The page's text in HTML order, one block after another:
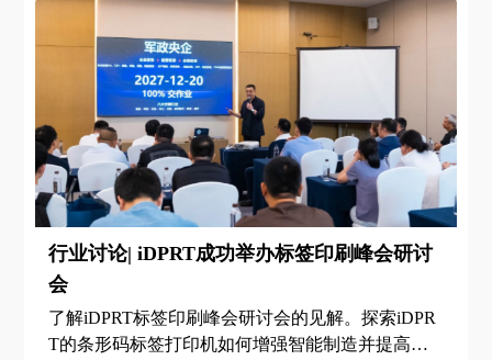
行业讨论| iDPRT成功举办标签印刷峰会研讨
会
了解iDPRT标签印刷峰会研讨会的见解。探索iDPR
T的条形码标签打印机如何增强智能制造并提高不